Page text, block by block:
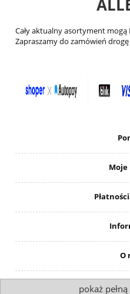
Cały aktualny asortyment
Zapraszamy do zamówień
O
pokaż